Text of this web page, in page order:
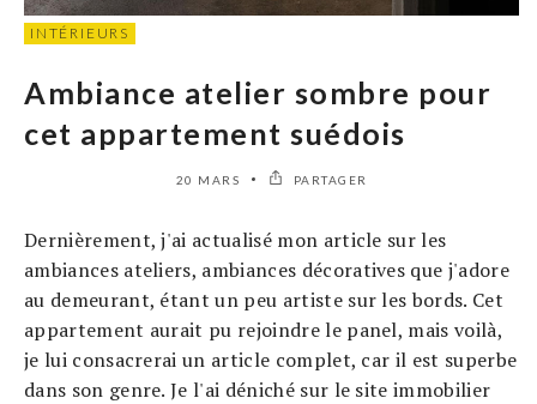
INTÉRIEURS
Ambiance atelier sombre pour
cet appartement suédois
20 MARS PARTAGER
Dernièrement, j'ai actualisé mon article sur les
ambiances ateliers, ambiances décoratives que j'adore
au demeurant, étant un peu artiste sur les bords. Cet
appartement aurait pu rejoindre le panel, mais voilà,
je lui consacrerai un article complet, car il est superbe
dans son genre. Je l'ai déniché sur le site immobilier